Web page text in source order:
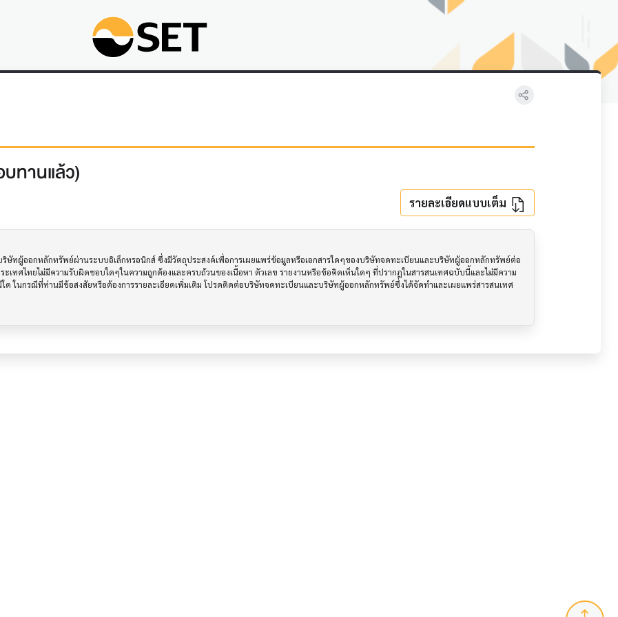
บทานแล้ว)
รายละเอียดแบบเต็ม
ทผู้ออกหลักทรัพย์ผ่านระบบอิเล็กทรอนิกส์ ซึ่งมีวัตถุประสงค์เพื่อการเผยแพร่ข้อมูลหรือเอกสารใดๆของบริษัทจดทะเบียนและบริษัทผู้ออกหลักทรัพย์ต่อ
ทศไทยไม่มีความรับผิดชอบใดๆในความถูกต้องและครบถ้วนของเนื้อหา ตัวเลข รายงานหรือข้อคิดเห็นใดๆ ที่ปรากฎในสารสนเทศฉบับนี้และไม่มีความ
ด ในกรณีที่ท่านมีข้อสงสัยหรือต้องการรายละเอียดเพิ่มเติม โปรดติดต่อบริษัทจดทะเบียนและบริษัทผู้ออกหลักทรัพย์ซึ่งได้จัดทำและเผยแพร่สารสนเทศ